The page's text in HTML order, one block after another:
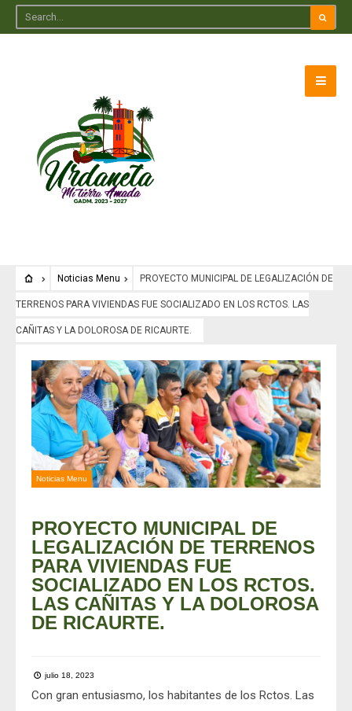
Noticias Menu PROYECTO MUNICIPAL DE LEGALIZACIÓN DE
TERRENOS PARA VIVIENDAS FUE SOCIALIZADO EN LOS RCTOS. LAS
CAÑITAS Y LA DOLOROSA DE RICAURTE.
Noticias Menu
PROYECTO MUNICIPAL DE
LEGALIZACIÓN DE TERRENOS
PARA VIVIENDAS FUE
SOCIALIZADO EN LOS RCTOS.
LAS CAÑITAS Y LA DOLOROSA
DE RICAURTE.
julio 18, 2023
Con gran entusiasmo, los habitantes de los Rctos. Las